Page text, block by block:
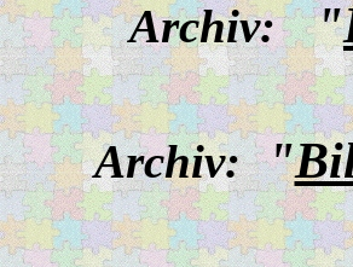
Archiv: "
Archiv:"